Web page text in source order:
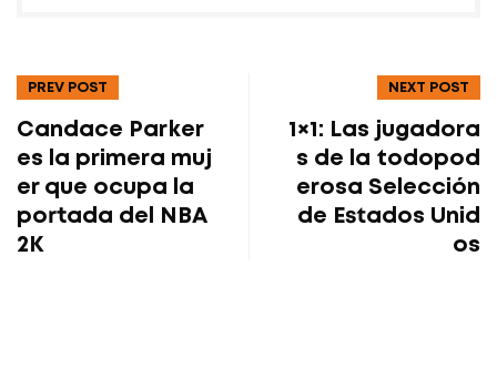
PREV POST
Candace Parker
es la primera muj
er que ocupa la
portada del NBA
2K
NEXT POST
1×1: Las jugadora
s de la todopod
erosa Selección
de Estados Unid
os